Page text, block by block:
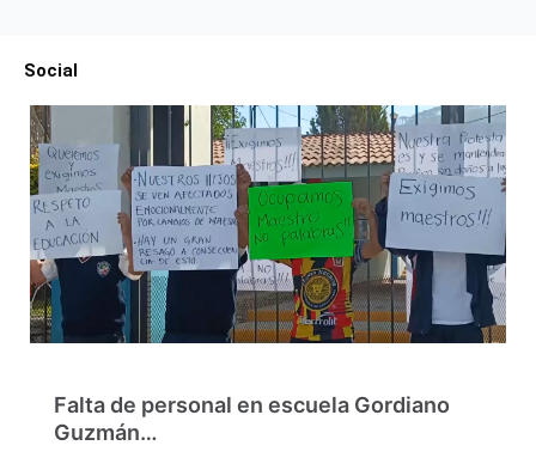
Social
Falta de personal en escuela Gordiano
Guzmán…